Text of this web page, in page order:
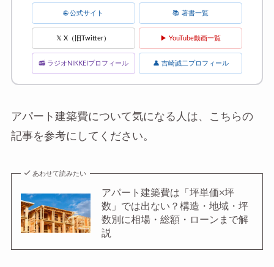
🌐 公式サイト 📚 著書一覧
𝕏 X（旧Twitter） ▶ YouTube動画一覧
📻 ラジオNIKKEIプロフィール 👤 吉崎誠二プロフィール
アパート建築費について気になる人は、こちらの
記事を参考にしてください。
あわせて読みたい
アパート建築費は「坪単価×坪
数」では出ない？構造・地域・坪
数別に相場・総額・ローンまで解
説